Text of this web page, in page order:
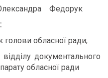
Федорук
голови обласної ради;
документального
обласної ради